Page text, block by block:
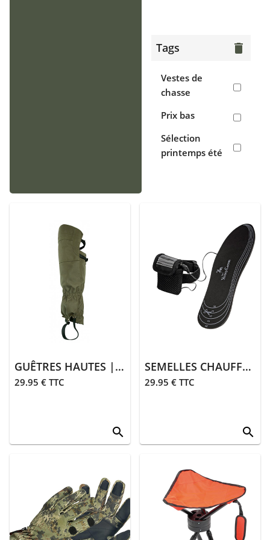
Chaussants
> Chaussures
crocs
tours de cou
> Gants
> Guêtres,
chaussettes
> Ceintures
Équipements
équipements
>
Équipements
divers
Tags delete
Vestes de
chasse
Prix bas
Sélection
printemps été
GUÊTRES HAUTES | KAKI
29.95 € TTC
search
SEMELLES CHAUFFANTES
29.95 € TTC
search